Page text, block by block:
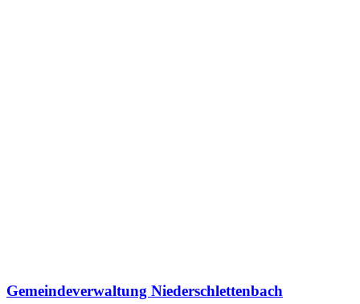
Gemeindeverwaltung Niederschlettenbach